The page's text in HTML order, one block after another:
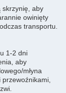
skrzynię, aby
owinięty
transportu.
1-2 dni
aby
młyna